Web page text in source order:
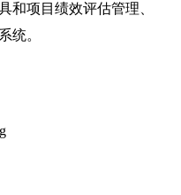
和项目绩效评估管理、
统。